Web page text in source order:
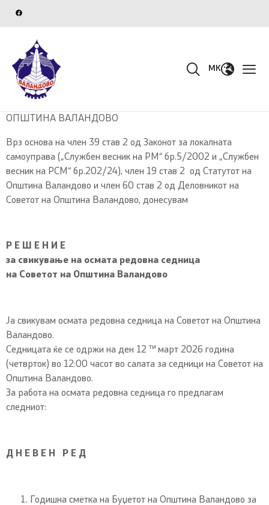
MK
ОПШТИНА ВАЛАНДОВО
Врз основа на член 39 став 2 од Законот за локалната
самоуправа („Службен весник на РМ“ бр.5/2002 и „Службен
весник на РСМ“ бр.202/24), член 19 став 2 од Статутот на
Општина Валандово и член 60 став 2 од Деловникот на
Советот на Општина Валандово, донесувам
Р Е Ш Е Н И Е
за свикување на осмата редовна седница
на Советот на Општина Валандово
Ја свикувам осмата редовна седница на Советот на Општина
Валандово.
Седницата ќе се одржи на ден 12 ти март 2026 година
(четврток) во 12:00 часот во салата за седници на Советот на
Општина Валандово.
За работа на осмата редовна седница го предлагам
следниот:
Д Н Е В Е Н Р Е Д
Годишна сметка на Буџетот на Општина Валандово за